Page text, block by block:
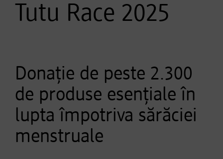
Tutu Race 2025
Donație de peste 2.300
de produse esențiale în
lupta împotriva sărăciei
menstruale